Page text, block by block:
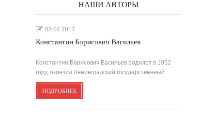
НАШИ АВТОРЫ
03.04.2017
Константин Борисович Васильев
Константин Борисович Васильев родился в 1952
году, окончил Ленинградский государственный…
ПОДРОБНЕЕ